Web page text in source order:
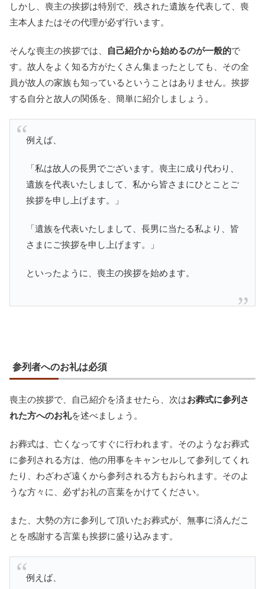
しかし、喪主の挨拶は特別で、残された遺族を代表して、喪
主本人またはその代理が必ず行います。
そんな喪主の挨拶では、 自己紹介から始めるのが一般的で
す。故人をよく知る方がたくさん集まったとしても、その全
員が故人の家族も知っているということはありません。挨拶
する自分と故人の関係を、簡単に紹介しましょう。
例えば、
「私は故人の長男でございます。喪主に成り代わり、
遺族を代表いたしまして、私から皆さまにひとことご
挨拶を申し上げます。」
「遺族を代表いたしまして、長男に当たる私より、皆
さまにご挨拶を申し上げます。」
といったように、喪主の挨拶を始めます。
参列者へのお礼は必須
喪主の挨拶で、自己紹介を済ませたら、次はお葬式に参列さ
れた方へのお礼を述べましょう。
お葬式は、亡くなってすぐに行われます。そのようなお葬式
に参列される方は、他の用事をキャンセルして参列してくれ
たり、わざわざ遠くから参列される方もおられます。そのよ
うな方々に、必ずお礼の言葉をかけてください。
また、大勢の方に参列して頂いたお葬式が、無事に済んだこ
とを感謝する言葉も挨拶に盛り込みます。
例えば、